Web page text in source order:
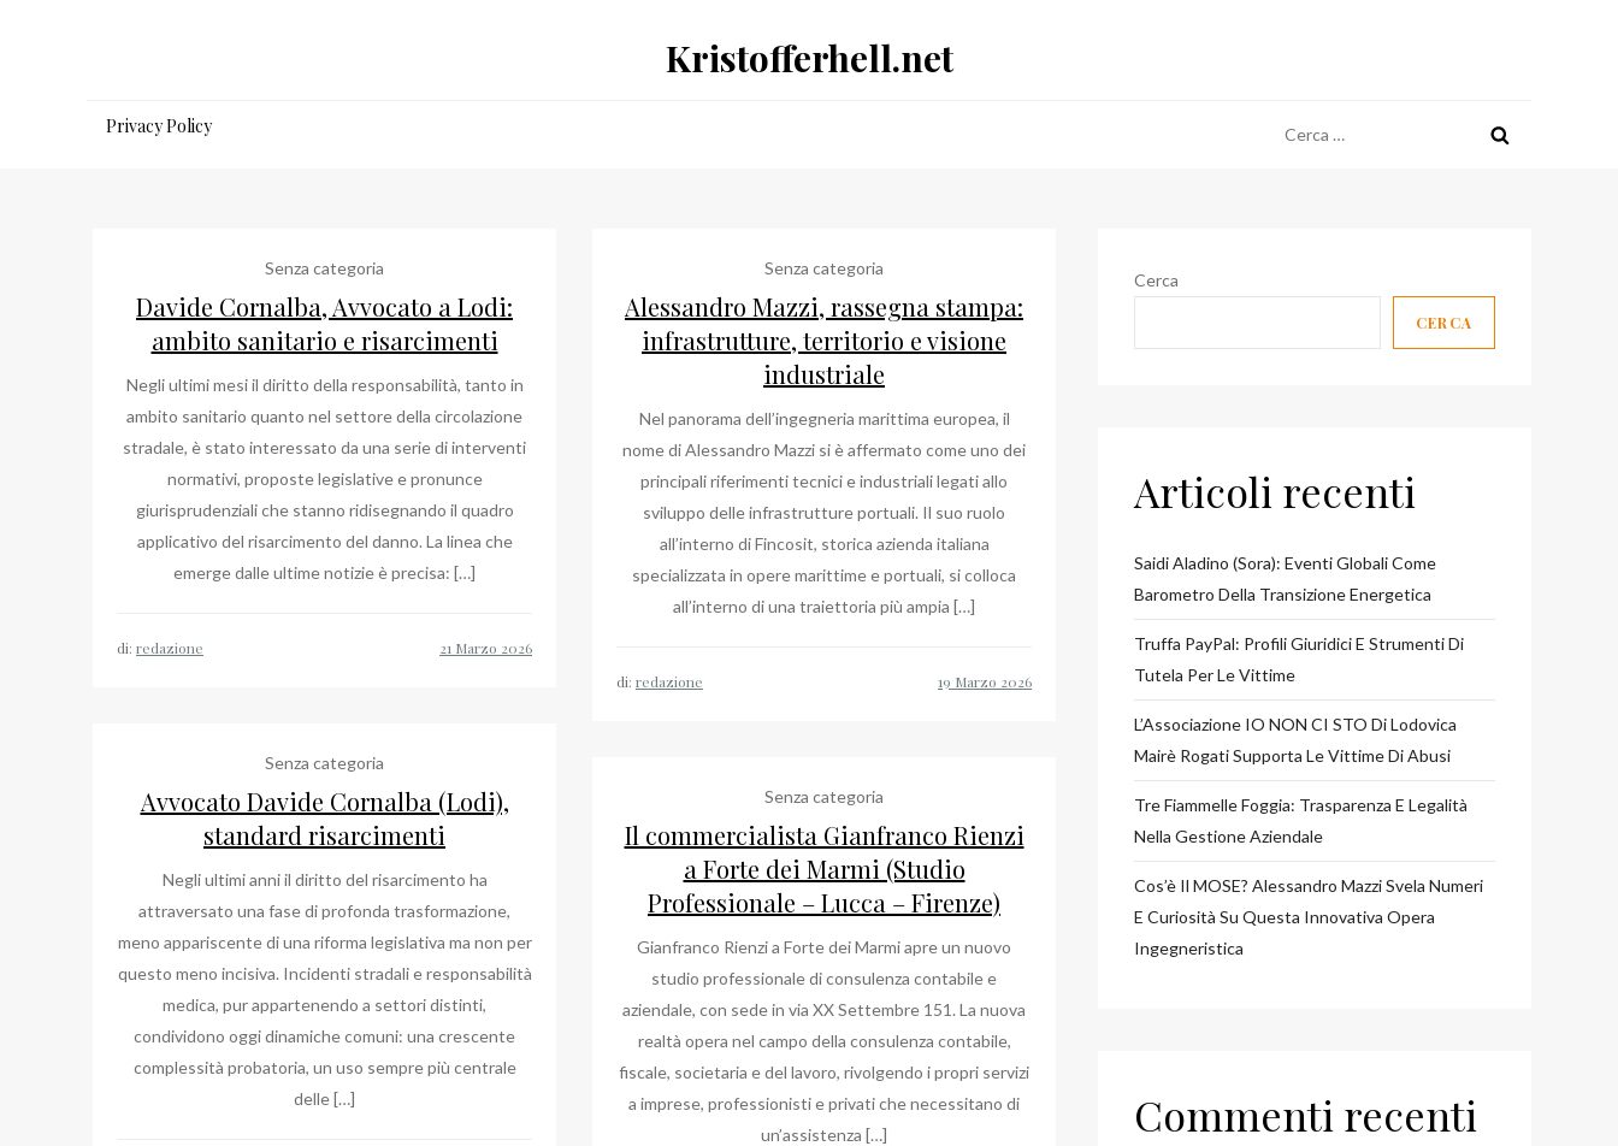
Kristofferhell.net
Privacy Policy
per:
Senza categoria
Davide Cornalba, Avvocato a Lodi:
ambito sanitario e risarcimenti
Negli ultimi mesi il diritto della responsabilità, tanto in
ambito sanitario quanto nel settore della circolazione
stradale, è stato interessato da una serie di interventi
normativi, proposte legislative e pronunce
giurisprudenziali che stanno ridisegnando il quadro
applicativo del risarcimento del danno. La linea che
emerge dalle ultime notizie è precisa: […]
di: redazione
Senza categoria
Alessandro Mazzi, rassegna stampa:
infrastrutture, territorio e visione
industriale
Nel panorama dell’ingegneria marittima europea, il
nome di Alessandro Mazzi si è affermato come uno dei
principali riferimenti tecnici e industriali legati allo
sviluppo delle infrastrutture portuali. Il suo ruolo
all’interno di Fincosit, storica azienda italiana
specializzata in opere marittime e portuali, si colloca
all’interno di una traiettoria più ampia […]
di: redazione
Senza categoria
Avvocato Davide Cornalba (Lodi),
standard risarcimenti
Negli ultimi anni il diritto del risarcimento ha
attraversato una fase di profonda trasformazione,
meno appariscente di una riforma legislativa ma non per
questo meno incisiva. Incidenti stradali e responsabilità
medica, pur appartenendo a settori distinti,
condividono oggi dinamiche comuni: una crescente
complessità probatoria, un uso sempre più centrale
delle […]
Senza categoria
Il commercialista Gianfranco Rienzi
a Forte dei Marmi (Studio
Professionale – Lucca – Firenze)
Gianfranco Rienzi a Forte dei Marmi apre un nuovo
studio professionale di consulenza contabile e
aziendale, con sede in via XX Settembre 151. La nuova
realtà opera nel campo della consulenza contabile,
fiscale, societaria e del lavoro, rivolgendo i propri servizi
a imprese, professionisti e privati che necessitano di
un’assistenza […]
Cerca
CERCA
Articoli recenti
Saidi Aladino (Sora): Eventi Globali Come
Barometro Della Transizione Energetica
Truffa PayPal: Profili Giuridici E Strumenti Di
Tutela Per Le Vittime
L’Associazione IO NON CI STO Di Lodovica
Mairè Rogati Supporta Le Vittime Di Abusi
Tre Fiammelle Foggia: Trasparenza E Legalità
Nella Gestione Aziendale
Cos’è Il MOSE? Alessandro Mazzi Svela Numeri
E Curiosità Su Questa Innovativa Opera
Ingegneristica
Commenti recenti